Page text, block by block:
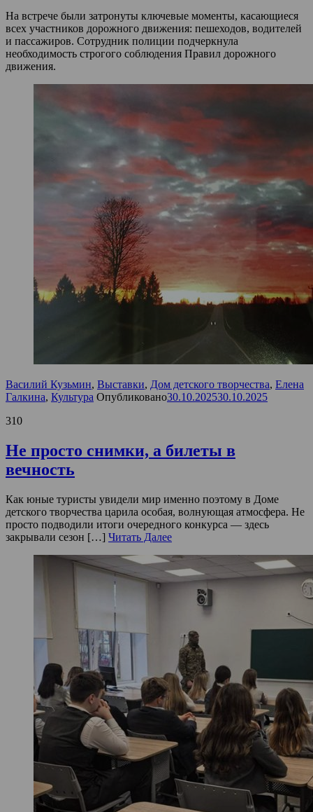
На встрече были затронуты ключевые моменты, касающиеся
всех участников дорожного движения: пешеходов, водителей
и пассажиров. Сотрудник полиции подчеркнула
необходимость строгого соблюдения Правил дорожного
движения.
Василий Кузьмин, Выставки, Дом детского творчества, Елена
Галкина, Культура Опубликовано30.10.202530.10.2025
310
Не просто снимки, а билеты в
вечность
Как юные туристы увидели мир именно поэтому в Доме
детского творчества царила особая, волнующая атмосфера. Не
просто подводили итоги очередного конкурса — здесь
закрывали сезон […] Читать Далее